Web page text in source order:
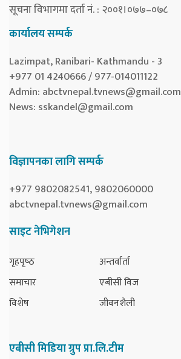
सूचना विभागमा दर्ता नं. : २००१।०७७–०७८
कार्यालय सम्पर्क
Lazimpat, Ranibari- Kathmandu - 3
+977 01 4240666 / 977-014011122
Admin: abctvnepal.tvnews@gmail.com
News: sskandel@gmail.com
विज्ञापनका लागि सम्पर्क
+977 9802082541, 9802060000
abctvnepal.tvnews@gmail.com
साइट नेभिगेशन
गृहपृष्‍ठ
समाचार
विशेष
अन्तर्वार्ता
एबीसी विज
जीवनशैली
एबीसी मिडिया ग्रुप प्रा.लि.टीम